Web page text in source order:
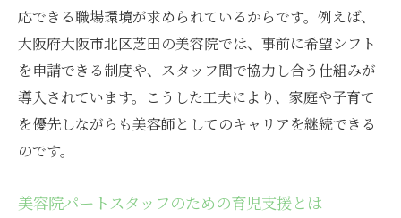
応できる職場環境が求められているからです。例えば、
大阪府大阪市北区芝田の美容院では、事前に希望シフト
を申請できる制度や、スタッフ間で協力し合う仕組みが
導入されています。こうした工夫により、家庭や子育て
を優先しながらも美容師としてのキャリアを継続できる
のです。
美容院パートスタッフのための育児支援とは